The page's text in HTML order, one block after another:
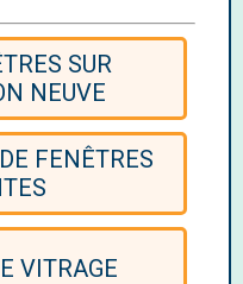
SUR
NEUVE
FENÊTRES
VITRAGE